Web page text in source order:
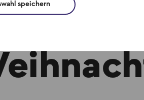
speichern